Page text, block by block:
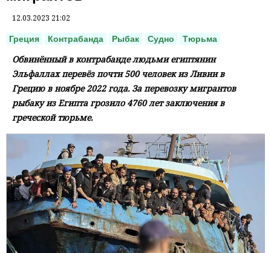
12.03.2023 21:02
Греция Контрабанда Рыбак Судно Тюрьма
Обвинённый в контрабанде людьми египтянин
Эльфаллах перевёз почти 500 человек из Ливии в
Грецию в ноябре 2022 года. За перевозку мигрантов
рыбаку из Египта грозило 4760 лет заключения в
греческой тюрьме.